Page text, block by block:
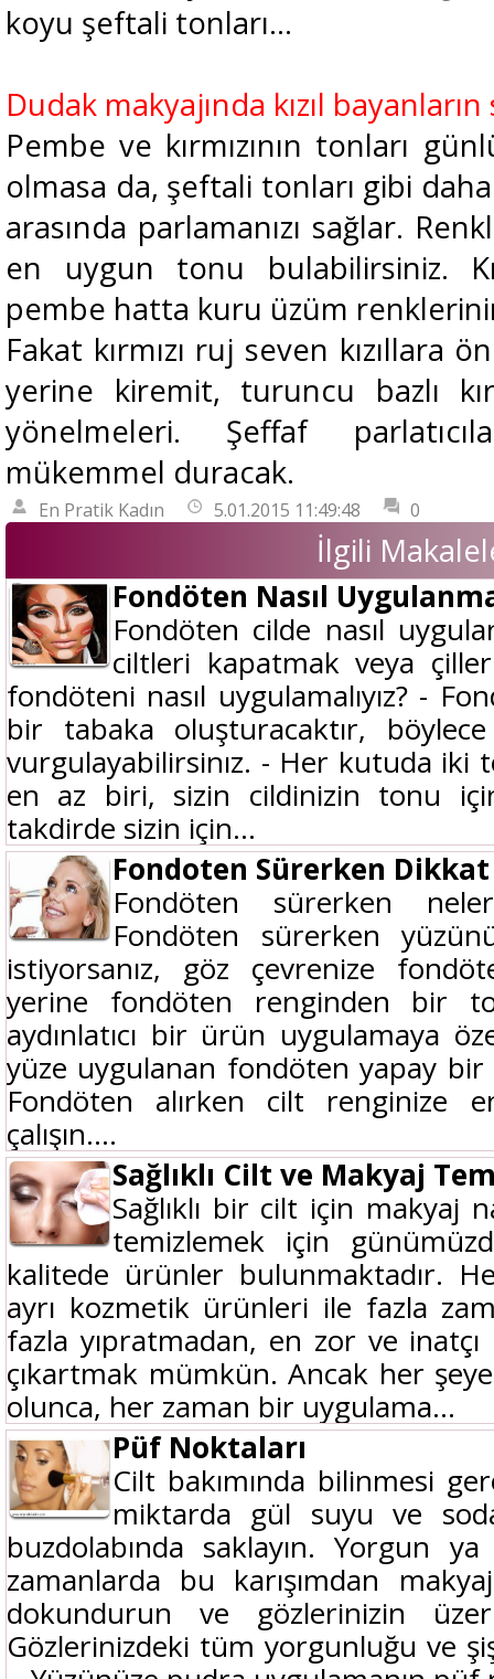
koyu şeftali tonları…
Dudak makyajında kızıl
Pembe ve kırmızının tonları
olmasa da, şeftali tonları gibi
arasında parlamanızı sağlar.
en uygun tonu bulabilirsiniz.
pembe hatta kuru üzüm
Fakat kırmızı ruj seven kızıllara
yerine kiremit, turuncu bazlı
yönelmeleri. Şeffaf
mükemmel duracak.
En Pratik Kadın 5.01.2015 11:49:48 0
İlgili
Fondöten Nasıl
Fondöten cilde nasıl
ciltleri kapatmak veya
fondöteni nasıl uygulamalıyız? -
bir tabaka oluşturacaktır,
vurgulayabilirsinız. - Her kutuda iki
en az biri, sizin cildinizin tonu
takdirde sizin için...
Fondoten Sürerken
Fondöten sürerken
Fondöten sürerken
istiyorsanız, göz çevrenize
yerine fondöten renginden bir
aydınlatıcı bir ürün uygulamaya
yüze uygulanan fondöten yapay
Fondöten alırken cilt renginize
çalışın....
Sağlıklı Cilt ve Makyaj
Sağlıklı bir cilt için makyaj
temizlemek için
kalitede ürünler bulunmaktadır.
ayrı kozmetik ürünleri ile fazla
fazla yıpratmadan, en zor ve inatçı
çıkartmak mümkün. Ancak her
olunca, her zaman bir uygulama...
Püf Noktaları
Cilt bakımında bilinmesi
miktarda gül suyu ve
buzdolabında saklayın. Yorgun
zamanlarda bu karışımdan
dokundurun ve gözlerinizin
Gözlerinizdeki tüm yorgunluğu ve